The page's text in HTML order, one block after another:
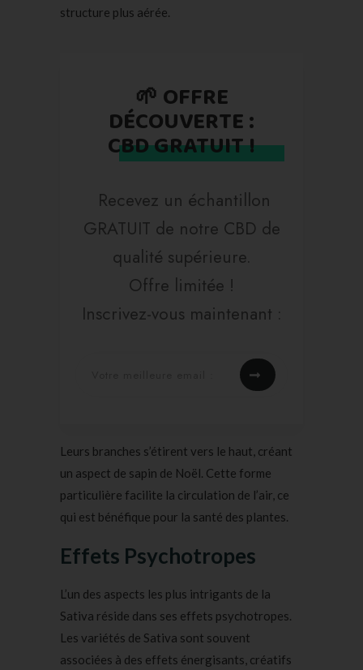
structure plus aérée.
🌱 OFFRE
DÉCOUVERTE :
CBD GRATUIT !
Recevez un échantillon
GRATUIT de notre CBD de
qualité supérieure.
Offre limitée !
Inscrivez-vous maintenant :
Leurs branches s’étirent vers le haut, créant
un aspect de sapin de Noël. Cette forme
particulière facilite la circulation de l’air, ce
qui est bénéfique pour la santé des plantes.
Effets Psychotropes
L’un des aspects les plus intrigants de la
Sativa réside dans ses effets psychotropes.
Les variétés de Sativa sont souvent
associées à des effets énergisants, créatifs